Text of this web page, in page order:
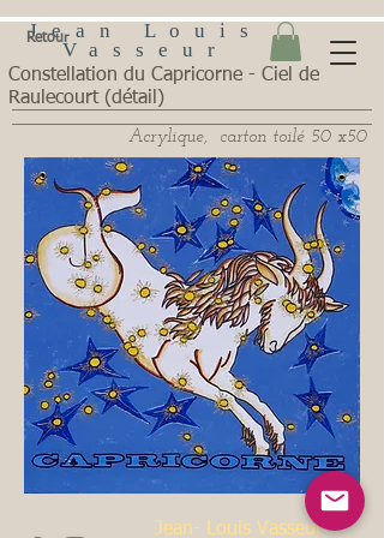
Jean Louis
Vasseur
Retour
Constellation du Capricorne - Ciel de
Raulecourt (détail)
Acrylique, carton toilé 50 x50
Jean- Louis Vasseur